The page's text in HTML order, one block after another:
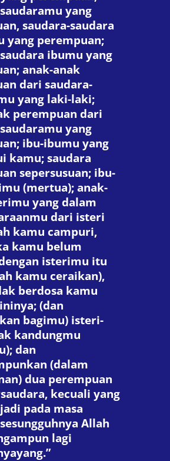
yang
saudara-saudara
yang perempuan;
ibumu yang
anak-anak
dari saudara-
yang laki-laki;
perempuan dari
yang
ibu-ibumu yang
kamu; saudara
sepersusuan; ibu-
(mertua); anak-
yang dalam
dari isteri
kamu campuri,
kamu belum
isterimu itu
kamu ceraikan),
berdosa kamu
(dan
bagimu) isteri-
kandungmu
dan
(dalam
dua perempuan
kecuali yang
pada masa
Allah
lagi